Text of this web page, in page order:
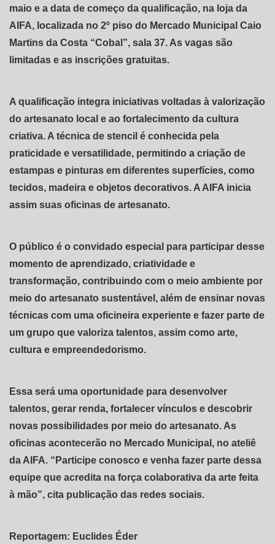
maio e a data de começo da qualificação, na loja da
AIFA, localizada no 2º piso do Mercado Municipal Caio
Martins da Costa “Cobal”, sala 37. As vagas são
limitadas e as inscrições gratuitas.
A qualificação integra iniciativas voltadas à valorização
do artesanato local e ao fortalecimento da cultura
criativa. A técnica de stencil é conhecida pela
praticidade e versatilidade, permitindo a criação de
estampas e pinturas em diferentes superfícies, como
tecidos, madeira e objetos decorativos. A AIFA inicia
assim suas oficinas de artesanato.
O público é o convidado especial para participar desse
momento de aprendizado, criatividade e
transformação, contribuindo com o meio ambiente por
meio do artesanato sustentável, além de ensinar novas
técnicas com uma oficineira experiente e fazer parte de
um grupo que valoriza talentos, assim como arte,
cultura e empreendedorismo.
Essa será uma oportunidade para desenvolver
talentos, gerar renda, fortalecer vínculos e descobrir
novas possibilidades por meio do artesanato. As
oficinas acontecerão no Mercado Municipal, no ateliê
da AIFA. “Participe conosco e venha fazer parte dessa
equipe que acredita na força colaborativa da arte feita
à mão”, cita publicação das redes sociais.
Reportagem: Euclides Éder